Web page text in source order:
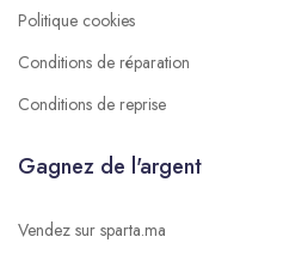
Politique cookies
Conditions de réparation
Conditions de reprise
Gagnez de l'argent
Vendez sur sparta.ma